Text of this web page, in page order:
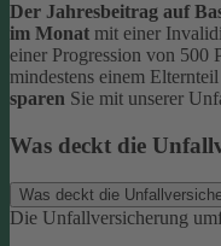
Der Jahresbeitrag auf
im Monat mit einer
einer Progression von 500
mindestens einem
sparen Sie mit unserer
Was deckt die
Was deckt die
Die Unfallversicherung